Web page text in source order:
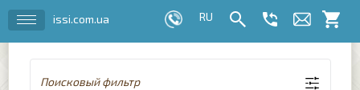
issi.com.ua
Поисковый фильтр